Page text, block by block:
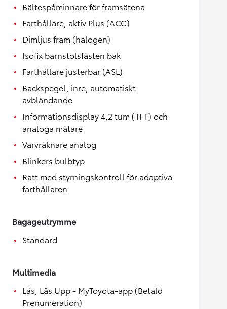
Bältespåminnare för framsätena
Farthållare, aktiv Plus (ACC)
Dimljus fram (halogen)
Isofix barnstolsfästen bak
Farthållare justerbar (ASL)
Backspegel, inre, automatiskt
avbländande
Informationsdisplay 4,2 tum (TFT) och
analoga mätare
Varvräknare analog
Blinkers bulbtyp
Ratt med styrningskontroll för adaptiva
farthållaren
Bagageutrymme
Standard
Multimedia
Lås, Lås Upp - MyToyota-app (Betald
Prenumeration)